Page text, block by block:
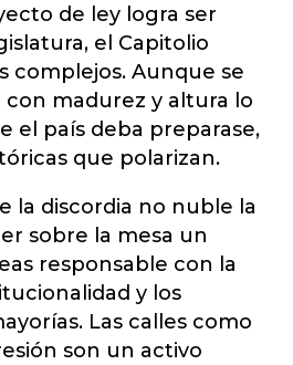
de ley logra ser
el Capitolio
complejos. Aunque se
madurez y altura lo
el país deba preparase,
que polarizan.
la discordia no nuble la
sobre la mesa un
responsable con la
y los
Las calles como
son un activo